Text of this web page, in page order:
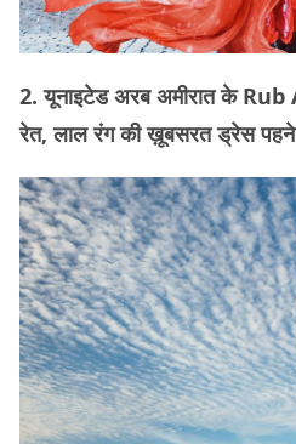
2. यूनाइटेड अरब अमीरात के
रेत, लाल रंग की ख़ूबसरत ड्रेस